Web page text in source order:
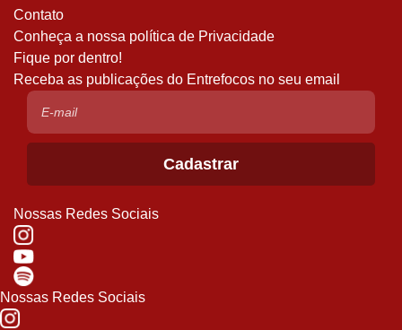
Contato
Conheça a nossa política de Privacidade
Fique por dentro!
Receba as publicações do Entrefocos no seu email
Nossas Redes Sociais
Nossas Redes Sociais